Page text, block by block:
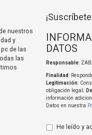
nuestros
y
de las
las
DATOS
Responsable:
Finalidad:
Legitimación:
obligación legal;
información
Datos en nuestra
He leído y